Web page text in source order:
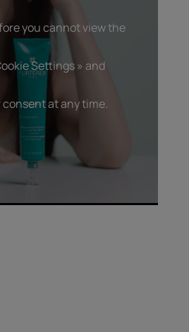
you cannot view the
Settings » and
at any time.